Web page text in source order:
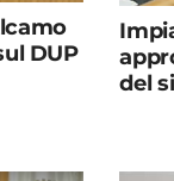
DUP
del